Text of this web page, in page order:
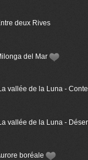
deux Rives
del Mar
vallée de la Luna -
vallée de la Luna -
boréale